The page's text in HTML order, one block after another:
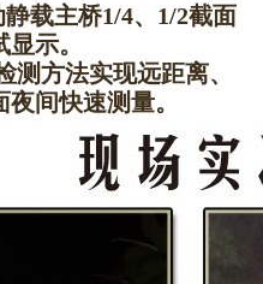
载主桥1/4、1/2截面
示。
测方法实现远距离、
间快速测量。